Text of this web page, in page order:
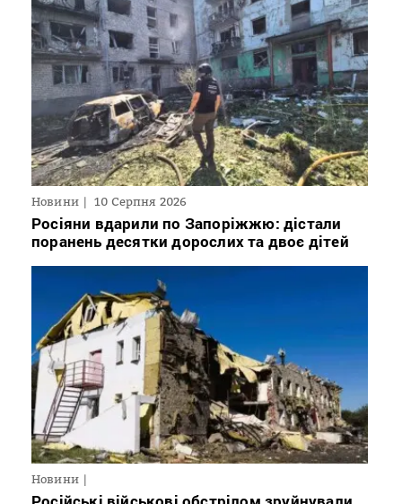
Новини 10 Серпня 2026
Росіяни вдарили по Запоріжжю: дістали
поранень десятки дорослих та двоє дітей
Новини